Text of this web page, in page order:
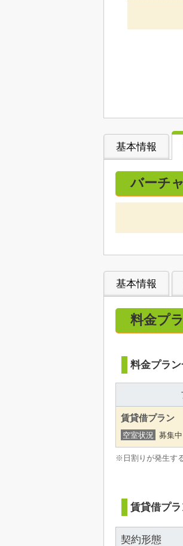
基本情報
バーチ
基本情報
料金プ
料金プラ
賃貸借プラン
空室状況 募集中
※日割りが発生す
賃貸借プ
契約形態